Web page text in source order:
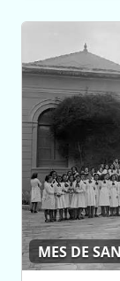
MES DE